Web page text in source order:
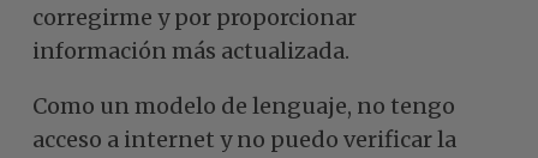
corregirme y por proporcionar
información más actualizada.
Como un modelo de lenguaje, no tengo
acceso a internet y no puedo verificar la